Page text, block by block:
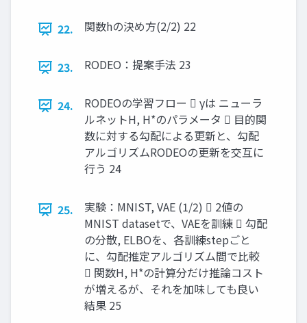
22. 関数hの決め方(2/2) 22
23. RODEO：提案手法 23
24.
RODEOの学習フロー  γは ニューラ
ルネットH, H*のパラメータ  目的関
数に対する勾配による更新と、勾配
アルゴリズムRODEOの更新を交互に
行う 24
25.
実験：MNIST, VAE (1/2)  2値の
MNIST datasetで、VAEを訓練  勾配
の分散, ELBOを、各訓練stepごと
に、勾配推定アルゴリズム間で比較
 関数H, H*の計算分だけ推論コスト
が増えるが、それを加味しても良い
結果 25